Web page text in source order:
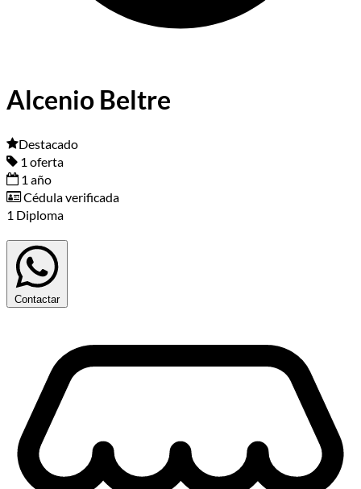
Alcenio Beltre
Destacado
1 oferta
1 año
Cédula verificada
1 Diploma
Contactar